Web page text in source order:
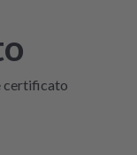
certificato